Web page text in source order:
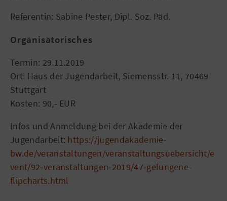
Referentin: Sabine Pester, Dipl. Soz. Päd.
Organisatorisches
Termin: 29.11.2019
Ort: Haus der Jugendarbeit, Siemensstr. 11, 70469
Stuttgart
Kosten: 90,- EUR
Infos und Anmeldung bei der Akademie der
Jugendarbeit: https://jugendakademie-
bw.de/veranstaltungen/veranstaltungsuebersicht/e
vent/92-veranstaltungen-2019/47-gelungene-
flipcharts.html